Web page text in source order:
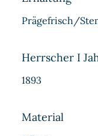
Prägefrisch/
Herrscher I
1893
Material